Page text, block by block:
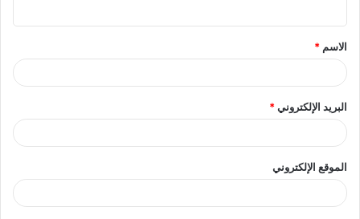
ق
*
الاسم *
البريد الإلكتروني*
الموقع الإلكتروني